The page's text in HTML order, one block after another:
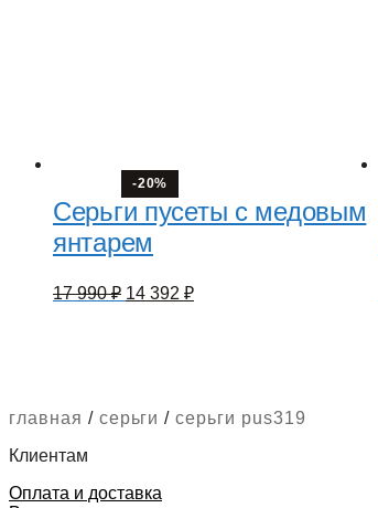
-20%
Серьги пусеты с медовым
янтарем
17 990₽ Первоначальная
14 392 ₽Текущая
главная / серьги /серьги pus319
Клиентам
Оплата и доставка